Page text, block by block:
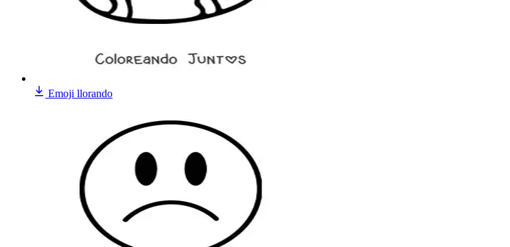
Emoji llorando